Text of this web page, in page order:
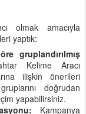
olmak amacıyla
yaptık:
gruplandırılmış
Kelime Aracı
ilişkin önerileri
doğrudan
yapabilirsiniz.
Kampanya